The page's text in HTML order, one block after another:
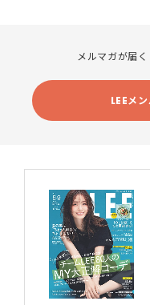
メルマガが届
LEEメ